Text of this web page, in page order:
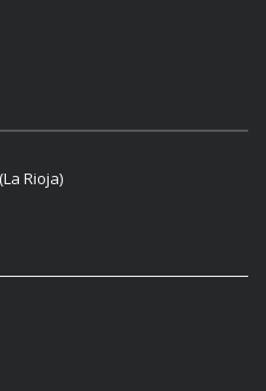
Rioja)